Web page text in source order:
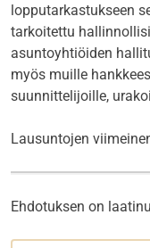
lopputarkastukseen
tarkoitettu
asuntoyhtiöiden
myös muille
suunnittelijoille,
Lausuntojen
Ehdotuksen on